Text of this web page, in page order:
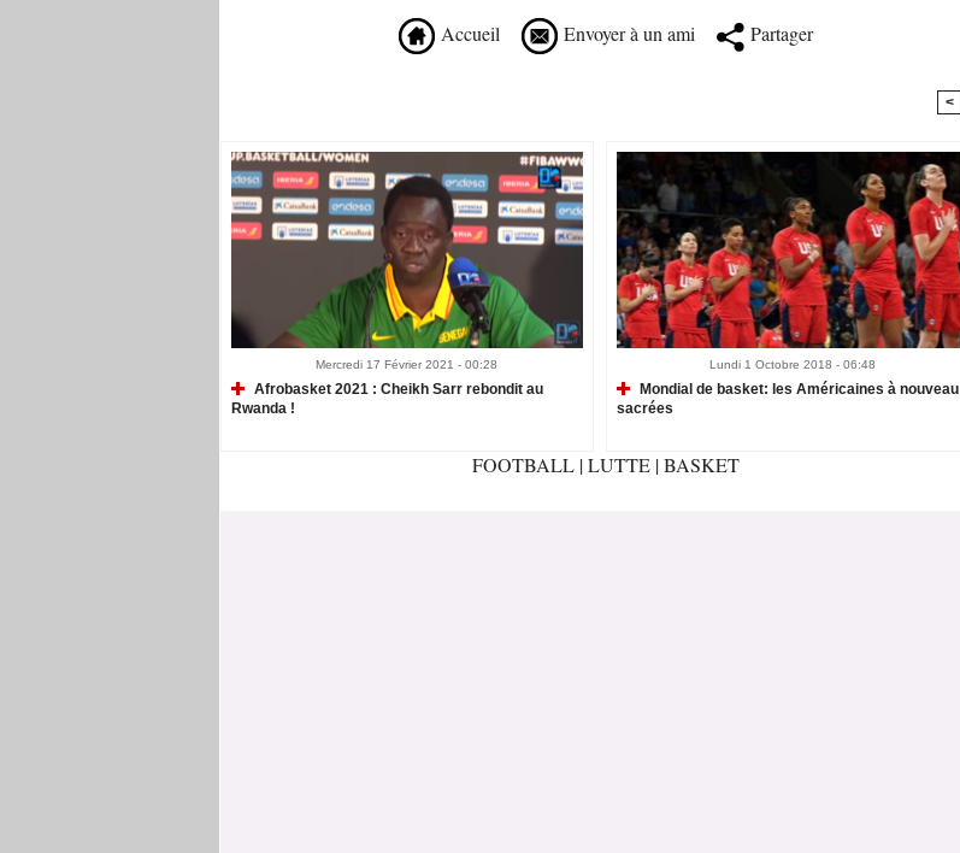
Accueil Envoyer à un ami Partager
<
Mercredi 17 Février 2021 - 00:28
Afrobasket 2021 : Cheikh Sarr rebondit au
Rwanda !
Lundi 1 Octobre 2018 - 06:48
Mondial de basket: les Américaines à nouveau
sacrées
FOOTBALL |LUTTE |BASKET